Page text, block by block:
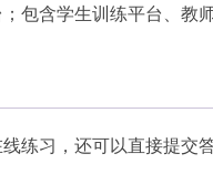
包含学生训练平台、教
练习，还可以直接提交